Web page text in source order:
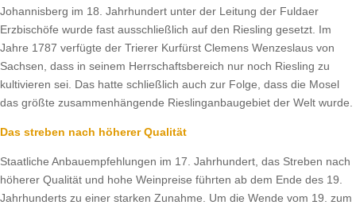
Johannisberg im 18. Jahrhundert unter der Leitung der Fuldaer
Erzbischöfe wurde fast ausschließlich auf den Riesling gesetzt. Im
Jahre 1787 verfügte der Trierer Kurfürst Clemens Wenzeslaus von
Sachsen, dass in seinem Herrschaftsbereich nur noch Riesling zu
kultivieren sei. Das hatte schließlich auch zur Folge, dass die Mosel
das größte zusammenhängende Rieslinganbaugebiet der Welt wurde.
Das streben nach höherer Qualität
Staatliche Anbauempfehlungen im 17. Jahrhundert, das Streben nach
höherer Qualität und hohe Weinpreise führten ab dem Ende des 19.
Jahrhunderts zu einer starken Zunahme. Um die Wende vom 19. zum